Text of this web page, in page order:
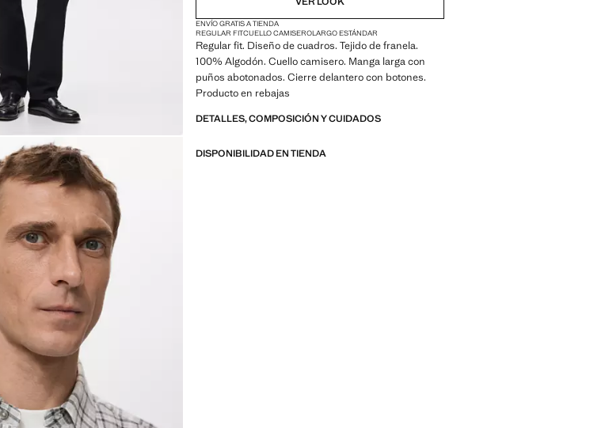
ENVÍO GRATIS A TIENDA
REGULAR FITCUELLO CAMISEROLARGO ESTÁNDAR
Regular fit. Diseño de cuadros. Tejido de franela.
100% Algodón. Cuello camisero. Manga larga con
puños abotonados. Cierre delantero con botones.
Producto en rebajas
DETALLES, COMPOSICIÓN Y CUIDADOS
DISPONIBILIDAD EN TIENDA